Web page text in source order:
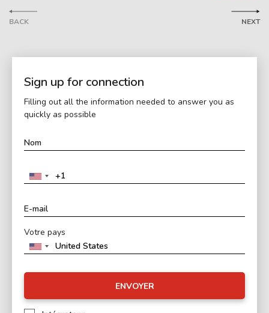
BACK NEXT
Sign up for connection
Filling out all the information needed to answer you as
quickly as possible
Votre pays
ENVOYER